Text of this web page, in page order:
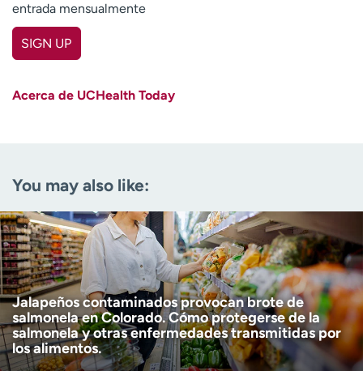
entrada mensualmente
SIGN UP
(Required)
Age disclaimer (Required)
I am over 18
I want to receive health news in:
I want to receive health news in:
Acerca de UCHealth Today
You may also like:
Jalapeños contaminados provocan brote de
salmonela en Colorado. Cómo protegerse de la
salmonela y otras enfermedades transmitidas por
los alimentos.